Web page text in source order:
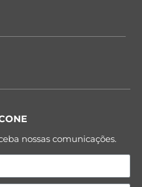
nossas comunicações.